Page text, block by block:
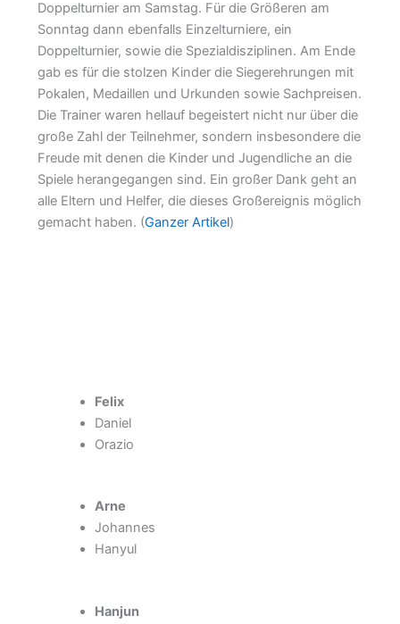
Doppelturnier am Samstag. Für die Größeren am
Sonntag dann ebenfalls Einzelturniere, ein
Doppelturnier, sowie die Spezialdisziplinen. Am Ende
gab es für die stolzen Kinder die Siegerehrungen mit
Pokalen, Medaillen und Urkunden sowie Sachpreisen.
Die Trainer waren hellauf begeistert nicht nur über die
große Zahl der Teilnehmer, sondern insbesondere die
Freude mit denen die Kinder und Jugendliche an die
Spiele herangegangen sind. Ein großer Dank geht an
alle Eltern und Helfer, die dieses Großereignis möglich
gemacht haben. (Ganzer Artikel)
Felix
Daniel
Orazio
Arne
Johannes
Hanyul
Hanjun